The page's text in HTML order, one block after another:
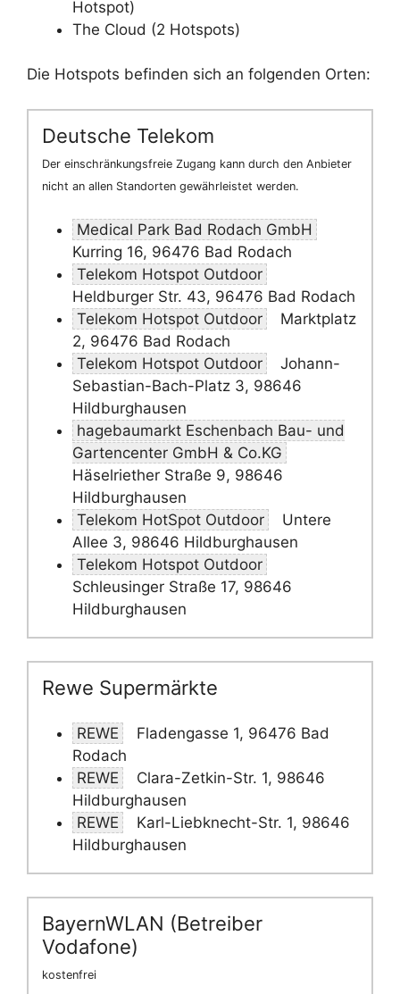
Hotspot)
The Cloud (2 Hotspots)
Die Hotspots befinden sich an folgenden Orten:
Deutsche Telekom
Der einschränkungsfreie Zugang kann durch den Anbieter
nicht an allen Standorten gewährleistet werden.
Medical Park Bad Rodach GmbH
Kurring 16, 96476 Bad Rodach
Telekom Hotspot Outdoor
Heldburger Str. 43, 96476 Bad Rodach
Telekom Hotspot Outdoor
Marktplatz
2, 96476 Bad Rodach
Telekom Hotspot Outdoor
Johann-
Sebastian-Bach-Platz 3, 98646
Hildburghausen
hagebaumarkt Eschenbach Bau- und
Gartencenter GmbH & Co.KG
Häselriether Straße 9, 98646
Hildburghausen
Telekom HotSpot Outdoor
Untere
Allee 3, 98646 Hildburghausen
Telekom Hotspot Outdoor
Schleusinger Straße 17, 98646
Hildburghausen
Rewe Supermärkte
REWE
Fladengasse 1, 96476 Bad
Rodach
REWE
Clara-Zetkin-Str. 1, 98646
Hildburghausen
REWE
Karl-Liebknecht-Str. 1, 98646
Hildburghausen
BayernWLAN (Betreiber
Vodafone)
kostenfrei